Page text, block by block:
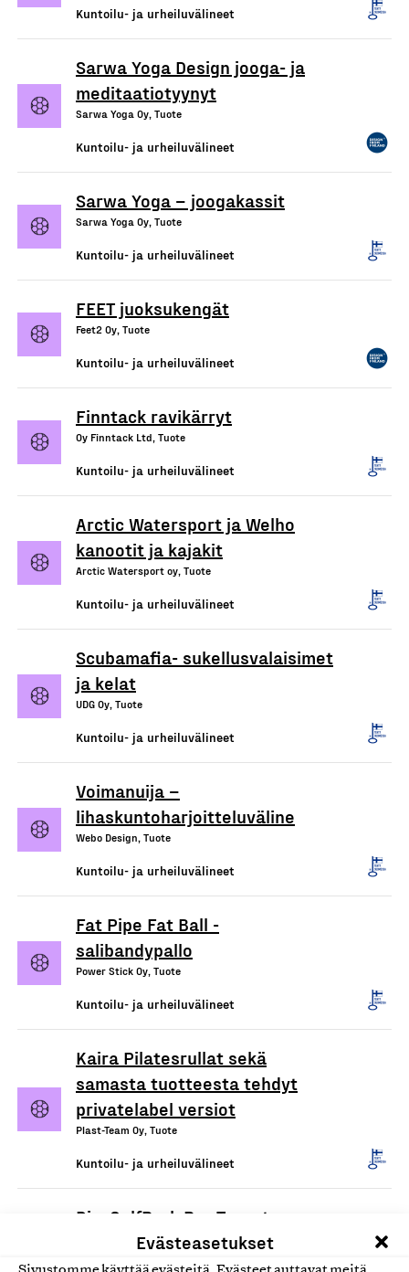
Evästeasetukset
Kuntoilu- ja urheiluvälineet
Sarwa Yoga Design jooga- ja
meditaatiotyynyt
Sarwa Yoga Oy, Tuote
Kuntoilu- ja urheiluvälineet
Sarwa Yoga – joogakassit
Sarwa Yoga Oy, Tuote
Kuntoilu- ja urheiluvälineet
FEET juoksukengät
Feet2 Oy, Tuote
Kuntoilu- ja urheiluvälineet
Finntack ravikärryt
Oy Finntack Ltd, Tuote
Kuntoilu- ja urheiluvälineet
Arctic Watersport ja Welho
kanootit ja kajakit
Arctic Watersport oy, Tuote
Kuntoilu- ja urheiluvälineet
Scubamafia- sukellusvalaisimet
ja kelat
UDG Oy, Tuote
Kuntoilu- ja urheiluvälineet
Voimanuija –
lihaskuntoharjoitteluväline
Webo Design, Tuote
Kuntoilu- ja urheiluvälineet
Fat Pipe Fat Ball -
salibandypallo
Power Stick Oy, Tuote
Kuntoilu- ja urheiluvälineet
Kaira Pilatesrullat sekä
samasta tuotteesta tehdyt
privatelabel versiot
Plast-Team Oy, Tuote
Kuntoilu- ja urheiluvälineet
DiscGolfPark Pro Target,
frisbeegolfkori
Spin18 Oy, Tuote